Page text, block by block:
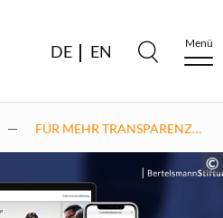
DE EN Menü
FÜR MEHR TRANSPARENZ…